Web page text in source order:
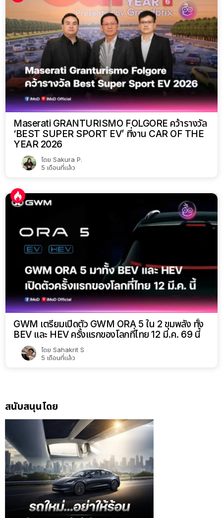
Maserati GRANTURISMO FOLGORE คว้ารางวัล
‘BEST SUPER SPORT EV’ ที่งาน CAR OF THE
YEAR 2026
โดย Sakura P.
5 เดือนที่แล้ว
GWM เตรียมเปิดตัว GWM ORA 5 ใน 2 ขุมพลัง ทั้ง
BEV และ HEV ครั้งแรกของโลกที่ไทย 12 มี.ค. 69 นี้
โดย Sahakrit S
5 เดือนที่แล้ว
สนับสนุนโดย